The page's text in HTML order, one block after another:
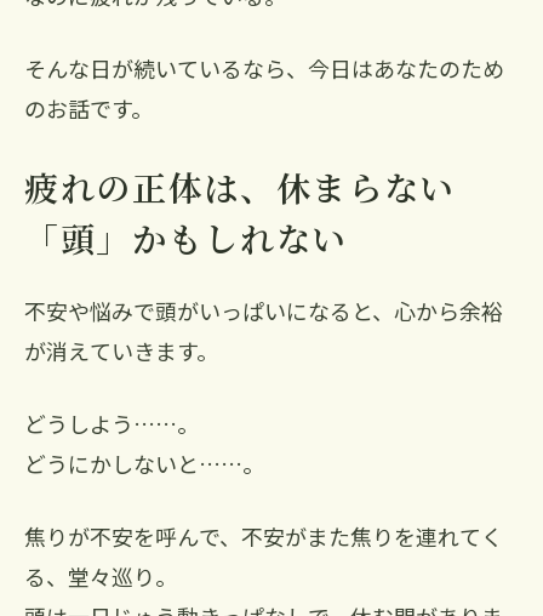
そんな日が続いているなら、今日はあなたのため
のお話です。
疲れの正体は、休まらない
「頭」かもしれない
不安や悩みで頭がいっぱいになると、心から余裕
が消えていきます。
どうしよう……。
どうにかしないと……。
焦りが不安を呼んで、不安がまた焦りを連れてく
る、堂々巡り。